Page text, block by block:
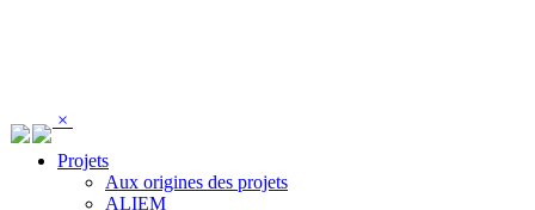
×
Projets
Aux origines des projets
ALIEM